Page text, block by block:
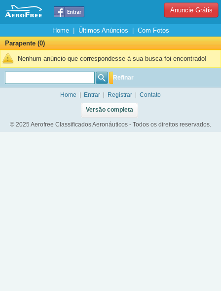
Anuncie Grátis
Home| Últimos Anúncios
Com Fotos
Parapente (0)
Nenhum anúncio que correspondesse à sua busca foi encontrado!
Refinar
Home Entrar Registrar Contato
Versão completa
© 2025 Aerofree Classificados Aeronáuticos - Todos os direitos reservados.